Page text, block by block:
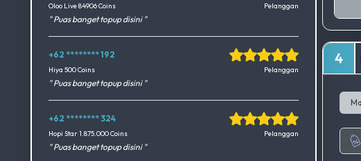
Okedimers Group INC
Oloo Live 84906 Coins Pelanggan
" Puas banget topup disini "
+62 ******** 192
Okedimers Group INC
Hiya 500 Coins Pelanggan
" Puas banget topup disini "
+62 ******** 324
Okedimers Group INC
Hopi Star 1.875.000 Coins Pelanggan
" Puas banget topup disini "
4